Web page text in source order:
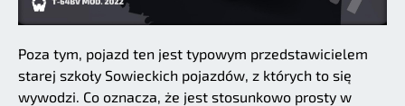
Poza tym, pojazd ten jest typowym przedstawicielem
starej szkoły Sowieckich pojazdów, z których to się
wywodzi. Co oznacza, że jest stosunkowo prosty w